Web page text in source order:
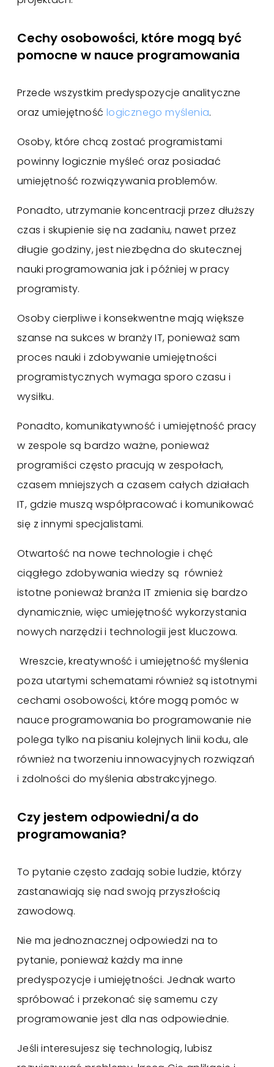
Cechy osobowości, które mogą być
pomocne w nauce programowania
Przede wszystkim predyspozycje analityczne
oraz umiejętność logicznego myślenia.
Osoby, które chcą zostać programistami
powinny logicznie myśleć oraz posiadać
umiejętność rozwiązywania problemów.
Ponadto, utrzymanie koncentracji przez dłuższy
czas i skupienie się na zadaniu, nawet przez
długie godziny, jest niezbędna do skutecznej
nauki programowania jak i później w pracy
programisty.
Osoby cierpliwe i konsekwentne mają większe
szanse na sukces w branży IT, ponieważ sam
proces nauki i zdobywanie umiejętności
programistycznych wymaga sporo czasu i
wysiłku.
Ponadto, komunikatywność i umiejętność pracy
w zespole są bardzo ważne, ponieważ
programiści często pracują w zespołach,
czasem mniejszych a czasem całych działach
IT, gdzie muszą współpracować i komunikować
się z innymi specjalistami.
Otwartość na nowe technologie i chęć
ciągłego zdobywania wiedzy są również
istotne ponieważ branża IT zmienia się bardzo
dynamicznie, więc umiejętność wykorzystania
nowych narzędzi i technologii jest kluczowa.
Wreszcie, kreatywność i umiejętność myślenia
poza utartymi schematami również są istotnymi
cechami osobowości, które mogą pomóc w
nauce programowania bo programowanie nie
polega tylko na pisaniu kolejnych linii kodu, ale
również na tworzeniu innowacyjnych rozwiązań
i zdolności do myślenia abstrakcyjnego.
Czy jestem odpowiedni/a do
programowania?
To pytanie często zadają sobie ludzie, którzy
zastanawiają się nad swoją przyszłością
zawodową.
Nie ma jednoznacznej odpowiedzi na to
pytanie, ponieważ każdy ma inne
predyspozycje i umiejętności. Jednak warto
spróbować i przekonać się samemu czy
programowanie jest dla nas odpowiednie.
Jeśli interesujesz się technologią, lubisz